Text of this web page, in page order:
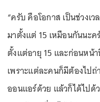
“ครับ คือโอกาส เป็นช่วงเ
มาตั้งแต่ 15 เหมือนกันนะ
ตั้งแต่อายุ 15 และก่อนหน้
เพราะแต่ละคนก็มีต้องไป
ออนแอร์ด้วย แล้วก็ได้ไปด้